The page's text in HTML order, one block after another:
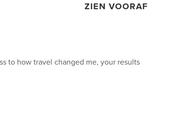
ZIEN VOORAF
to how travel changed me, your results